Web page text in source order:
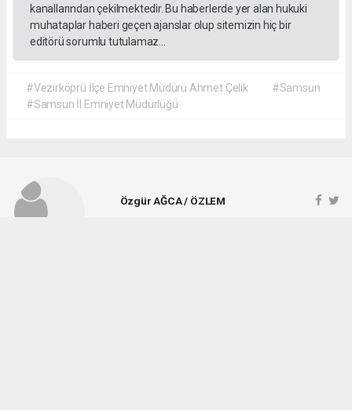
kanallarından çekilmektedir. Bu haberlerde yer alan hukuki
muhataplar haberi geçen ajanslar olup sitemizin hiç bir
editörü sorumlu tutulamaz...
#Vezirköprü İlçe Emniyet Müdürü Ahmet Çelik
#Samsun
#Samsun İl Emniyet Müdürlüğü
Özgür AĞCA / ÖZLEM